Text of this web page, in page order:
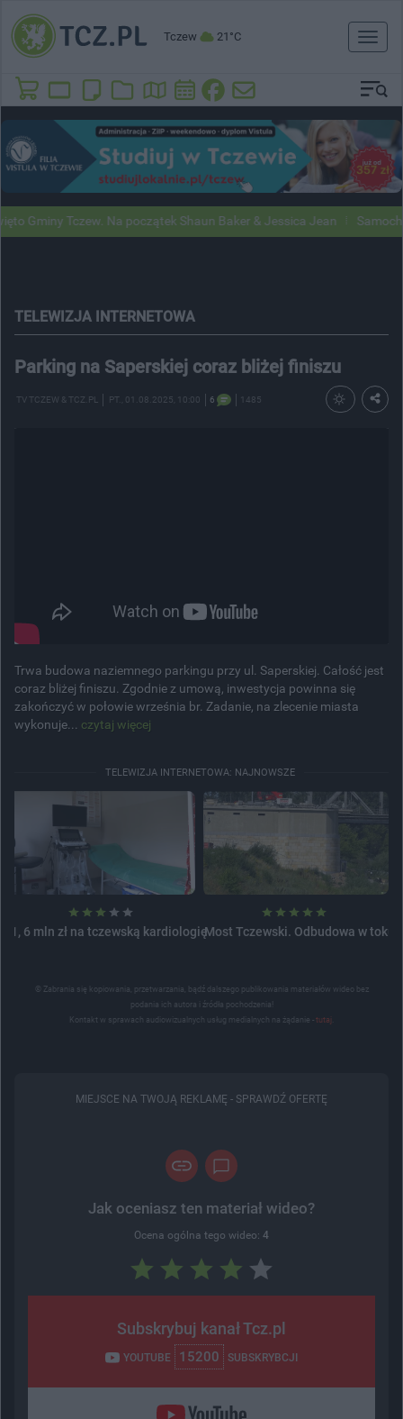
Tczew 21°C
Toggle
Tczew. Na początek Shaun Baker & Jessica Jean Samochody
TELEWIZJA INTERNETOWA
Parking na Saperskiej coraz bliżej finiszu
TV TCZEW & TCZ.PL PT. , 01.08.2025, 10:00 6 1485
Trwa budowa naziemnego parkingu przy ul. Saperskiej. Całość jest
coraz bliżej finiszu. Zgodnie z umową, inwestycja powinna się
zakończyć w połowie września br. Zadanie, na zlecenie miasta
wykonuje... czytaj więcej
TELEWIZJA INTERNETOWA: NAJNOWSZE
1, 6 mln zł na tczewską kardiologięMost Tczewski. Odbudowa w toku
© Zabrania się kopiowania, przetwarzania, bądź dalszego publikowania materiałów wideo bez
podania ich autora i źródła pochodzenia!
Kontakt w sprawach audiowizualnych usług medialnych na żądanie - tutaj
MIEJSCE NA TWOJĄ REKLAMĘ - SPRAWDŹ OFERTĘ
Jak oceniasz ten materiał wideo?
Ocena ogólna tego wideo: 4
Subskrybuj kanał Tcz.pl
YOUTUBE 15200 SUBSKRYBCJI